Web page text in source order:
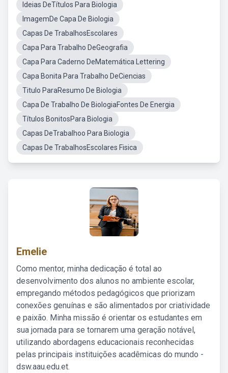
Ideias DeTítulos Para Biologia
ImagemDe Capa De Biologia
Capas De TrabalhosEscolares
Capa Para Trabalho DeGeografia
Capa Para Caderno DeMatemática Lettering
Capa Bonita Para Trabalho DeCiencias
Titulo ParaResumo De Biologia
Capa De Trabalho De BiologiaFontes De Energia
Títulos BonitosPara Biologia
Capas DeTrabalhoo Para Biologia
Capas De TrabalhosEscolares Fisica
Emelie
Como mentor, minha dedicação é total ao
desenvolvimento dos alunos no ambiente escolar,
empregando métodos pedagógicos que priorizam
conexões genuínas e são alimentados por criatividade
e paixão. Minha missão é orientar os estudantes em
sua jornada para se tornarem uma geração notável,
utilizando abordagens educacionais reconhecidas
pelas principais instituições acadêmicas do mundo -
dsw.aau.edu.et.